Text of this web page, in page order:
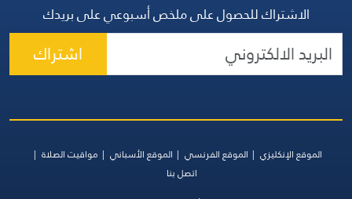
الاشتراك للحصول على ملخص أسبوعي على بريدك
اشتراك
الموقع الإنكليزي الموقع الفرنسي الموقع الأسباني
مواقيت الصلاة
اتصل بنا